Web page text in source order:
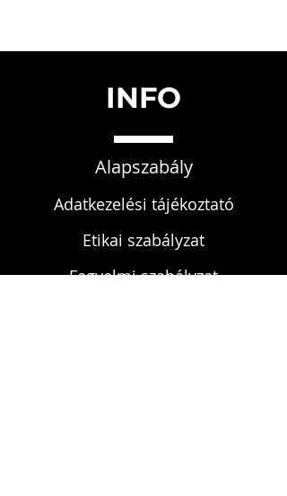
INFO
Alapszabály
Adatkezelési tájékoztató
Etikai szabályzat
Fegyelmi szabályzat